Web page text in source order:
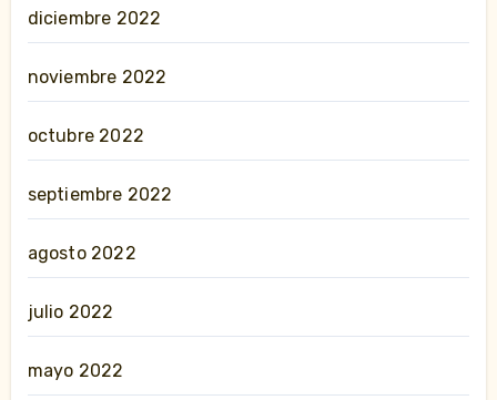
diciembre 2022
noviembre 2022
octubre 2022
septiembre 2022
agosto 2022
julio 2022
mayo 2022